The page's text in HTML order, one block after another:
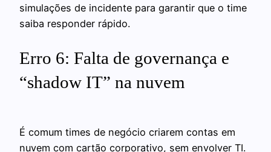
simulações de incidente para garantir que o time
saiba responder rápido.
Erro 6: Falta de governança e
“shadow IT” na nuvem
É comum times de negócio criarem contas em
nuvem com cartão corporativo, sem envolver TI.